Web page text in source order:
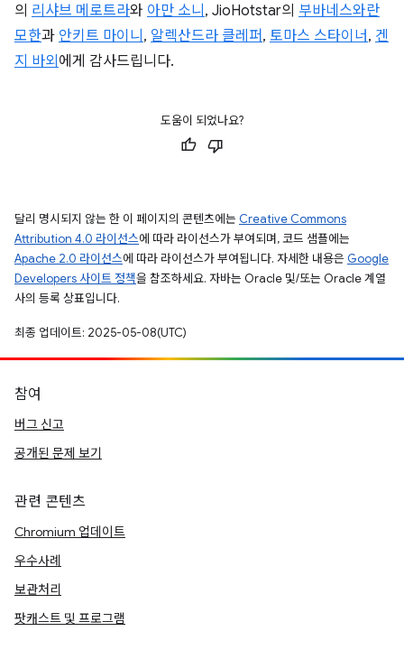
의 리샤브 메로트라와 아만 소니 , JioHotstar의 부바네스와란
모한과 안키트 마이니 , 알렉산드라 클레퍼 , 토마스 스타이너, 겐
지 바외 에게 감사드립니다.
도움이 되었나요?
달리 명시되지 않는 한 이 페이지의 콘텐츠에는 Creative Commons
Attribution 4.0 라이선스에 따라 라이선스가 부여되며, 코드 샘플에는
Apache 2.0 라이선스에 따라 라이선스가 부여됩니다. 자세한 내용은 Google
Developers 사이트 정책을 참조하세요. 자바는 Oracle 및/또는 Oracle 계열
사의 등록 상표입니다.
최종 업데이트: 2025-05-08(UTC)
참여
버그 신고
공개된 문제 보기
관련 콘텐츠
Chromium 업데이트
우수사례
보관처리
팟캐스트 및 프로그램